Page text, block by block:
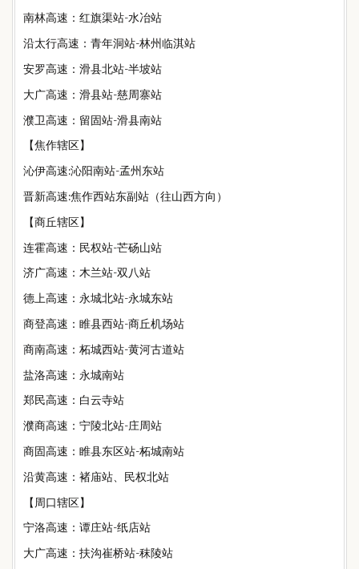
南林高速：红旗渠站-水冶站
沿太行高速：青年洞站-林州临淇站
安罗高速：滑县北站-半坡站
大广高速：滑县站-慈周寨站
濮卫高速：留固站-滑县南站
【焦作辖区】
沁伊高速:沁阳南站-孟州东站
晋新高速:焦作西站东副站（往山西方向）
【商丘辖区】
连霍高速：民权站-芒砀山站
济广高速：木兰站-双八站
德上高速：永城北站-永城东站
商登高速：睢县西站-商丘机场站
商南高速：柘城西站-黄河古道站
盐洛高速：永城南站
郑民高速：白云寺站
濮商高速：宁陵北站-庄周站
商固高速：睢县东区站-柘城南站
沿黄高速：褚庙站、民权北站
【周口辖区】
宁洛高速：谭庄站-纸店站
大广高速：扶沟崔桥站-秣陵站